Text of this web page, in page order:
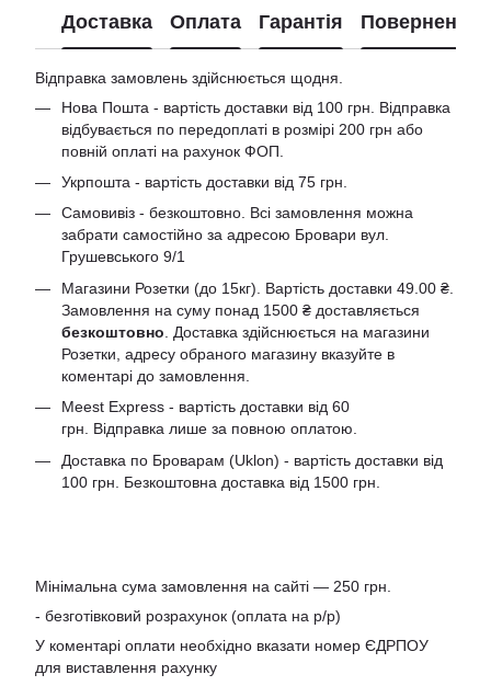
Доставка Оплата Гарантія Повернення
Відправка замовлень здійснюється щодня.
Нова Пошта - вартість доставки від 100 грн. Відправка
відбувається по передоплаті в розмірі 200 грн або
повній оплаті на рахунок ФОП.
Укрпошта - вартість доставки від 75 грн.
Самовивіз - безкоштовно. Всі замовлення можна
забрати самостійно за адресою Бровари вул.
Грушевського 9/1
Магазини Розетки (до 15кг). Вартість доставки 49.00 ₴.
Замовлення на суму понад 1500 ₴ доставляється
безкоштовно . Доставка здійснюється на магазини
Розетки, адресу обраного магазину вказуйте в
коментарі до замовлення.
Meest Express - вартість доставки від 60
грн. Відправка лише за повною оплатою.
Доставка по Броварам (Uklon) - вартість доставки від
100 грн. Безкоштовна доставка від 1500 грн.
Мінімальна сума замовлення на сайті — 250 грн.
- безготівковий розрахунок (оплата на р/р)
У коментарі оплати необхідно вказати номер ЄДРПОУ
для виставлення рахунку